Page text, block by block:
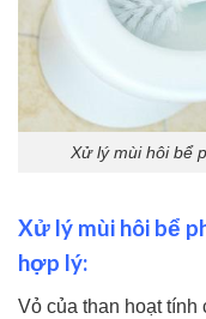
Xử lý mùi hôi bể
Xử lý mùi hôi bể
hợp lý:
Vỏ của than hoạt tính